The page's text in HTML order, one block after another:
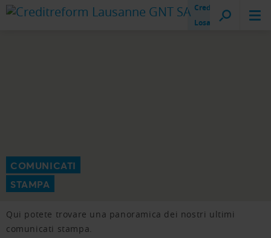
Creditreform
Losanna
COMUNICATI
STAMPA
Qui potete trovare una panoramica dei nostri ultimi
comunicati stampa.